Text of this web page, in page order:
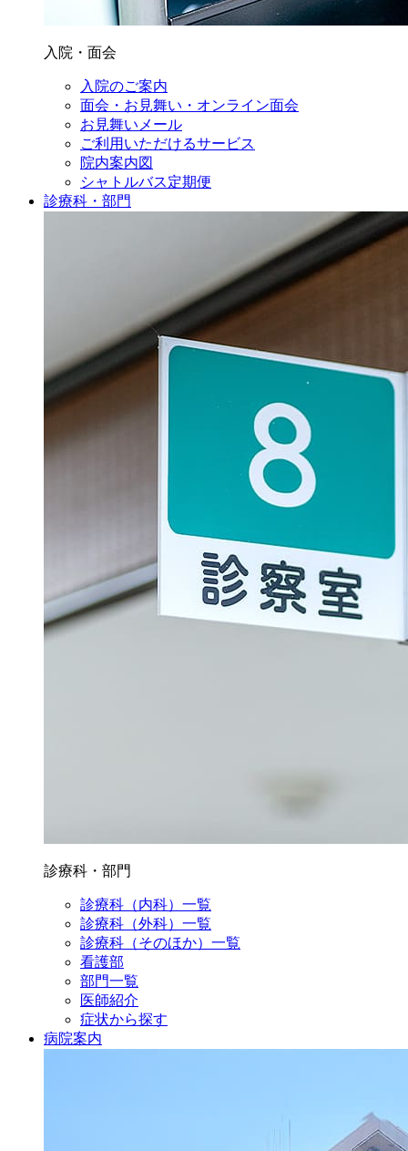
入院・面会
入院のご案内
面会・お見舞い・オンライン面会
お見舞いメール
ご利用いただけるサービス
院内案内図
シャトルバス定期便
診療科・部門
診療科・部門
診療科（内科）一覧
診療科（外科）一覧
診療科（そのほか）一覧
看護部
部門一覧
医師紹介
症状から探す
病院案内